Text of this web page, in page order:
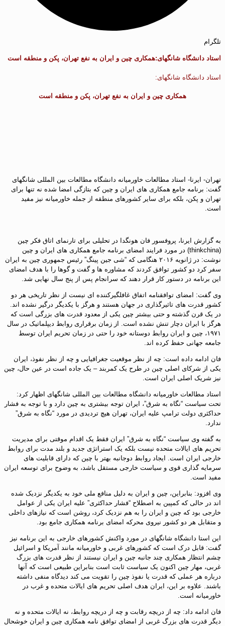
تلگرام
استاد دانشگاه شانگهای:همکاری چین و ایران به نفع تهران، پکن و منطقه است
استاد دانشگاه شانگهای:
همکاری چین و ایران به نفع تهران، پکن و منطقه است
تهران- ایرنا- استاد مطالعات خاورمیانه دانشگاه مطالعات بین المللی شانگهای
گفت: برنامه جامع همکاری های ایران و چین که بتازگی امضا شده نه تنها برای
تهران و پکن، بلکه برای سایر کشورهای منطقه از جمله خاورمیانه نیز مفید
است.
به گزارش ایرنا، پروفسور فان هونگدا در تحلیلی برای تارنمای اتاق فکر چین
(thinkchina) در مورد فرایند امضای برنامه جامع همکاری های ایران و چین
نوشت: در ژانویه ۲۰۱۶ هنگامی که “شی جین پینگ” رئیس جمهوری چین به ایران
سفر کرد دو کشور توافق کردند که مشاوره ها و گفت و گوها را با هدف امضای
این برنامه در دستور کار قرار دهند که سرانجام پس از پنج سال نهایی شد.
وی گفت: امضای توافقنامه اتفاق غافلگیرکننده ای نیست از نظر تاریخی هر دو
کشور قدرت های تاثیرگذاری در جهان هستند و هرگز با یکدیگر درگیر نشده اند.
در یک قرن گذشته و حتی بیشتر چین یکی از معدود قدرت های بزرگی است که
هرگز با ایران دچار تنش نشده است. از زمان برقراری روابط دیپلماتیک در سال
۱۹۷۱، چین و ایران روابط دوستانه خود را حتی در زمان تحریم ایران توسط
جامعه جهانی حفظ کرده اند.
فان ادامه داده است: چه از نظر موقعیت جغرافیایی و چه از نظر نفوذ، ایران
یکی از شرکای اصلی چین در طرح یک کمربند – یک جاده است در عین حال، چین
نیز شریک اصلی ایران است.
استاد مطالعات خاورمیانه دانشگاه مطالعات بین المللی شانگهای اظهار کرد:
تحت سیاست “نگاه به شرق”، ایران توجه بیشتری به چین دارد و با توجه به فشار
حداکثری دولت ترامپ علیه ایران، تهران هیچ تردیدی در مورد “نگاه به شرق”
ندارد.
به گفته وی سیاست “نگاه به شرق” ایران فقط یک اقدام موقتی برای مدیریت
تحریم های ایالات متحده نیست بلکه یک استراتژی جدید و بلند مدت برای روابط
خارجی ایران است. ایجاد روابط دوجانبه بهتر با چین که دارای قابلیت های
سرمایه گذاری قوی و سیاست خارجی مستقل باشد، به وضوح برای توسعه ایران
مفید است.
وی افزود: بنابراین، چین و ایران به دلیل منافع ملی خود به یکدیگر نزدیک شده
اند در حالی که کمپین به اصطلاح “فشار حداکثری” علیه ایران یکی از عوامل
خارجی بود که چین و ایران را به هم نزدیک کرد، روشن است که نیازهای داخلی
و متقابل هر دو کشور نیروی محرکه امضای برنامه همکاری جامع بود.
این استا دانشگاه شانگهای در مورد واکنش کشورهای خارجی به این برنامه نیز
گفت: قابل درک است که کشورهای غربی و خاورمیانه مانند آمریکا و اسرائیل
چشم انتظار همکاری چند جانبه چین و ایران نیستند از نظر قدرت های بزرگ
غربی، مهار چین اکنون یک سیاست ثابت است بنابراین طبیعی است که آنها
درباره هر عملی که قدرت یا نفوذ چین را تقویت می کند دیدگاه منفی داشته
باشند. علاوه بر این، ایران هدف اصلی تحریم های ایالات متحده و غرب در
خاورمیانه است.
فان ادامه داد: چه از دریچه رقابت و چه از دریچه روابط، نه ایالات متحده و نه
دیگر قدرت های بزرگ غربی از امضای توافق نامه همکاری چین و ایران خوشحال